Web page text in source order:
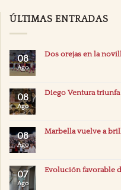
ÚLTIMAS ENTRADAS
08
Ago
Dos orejas en la
08
Ago
Diego Ventura
08
Ago
Marbella vuelve a
07
Ago
Evolución favorable